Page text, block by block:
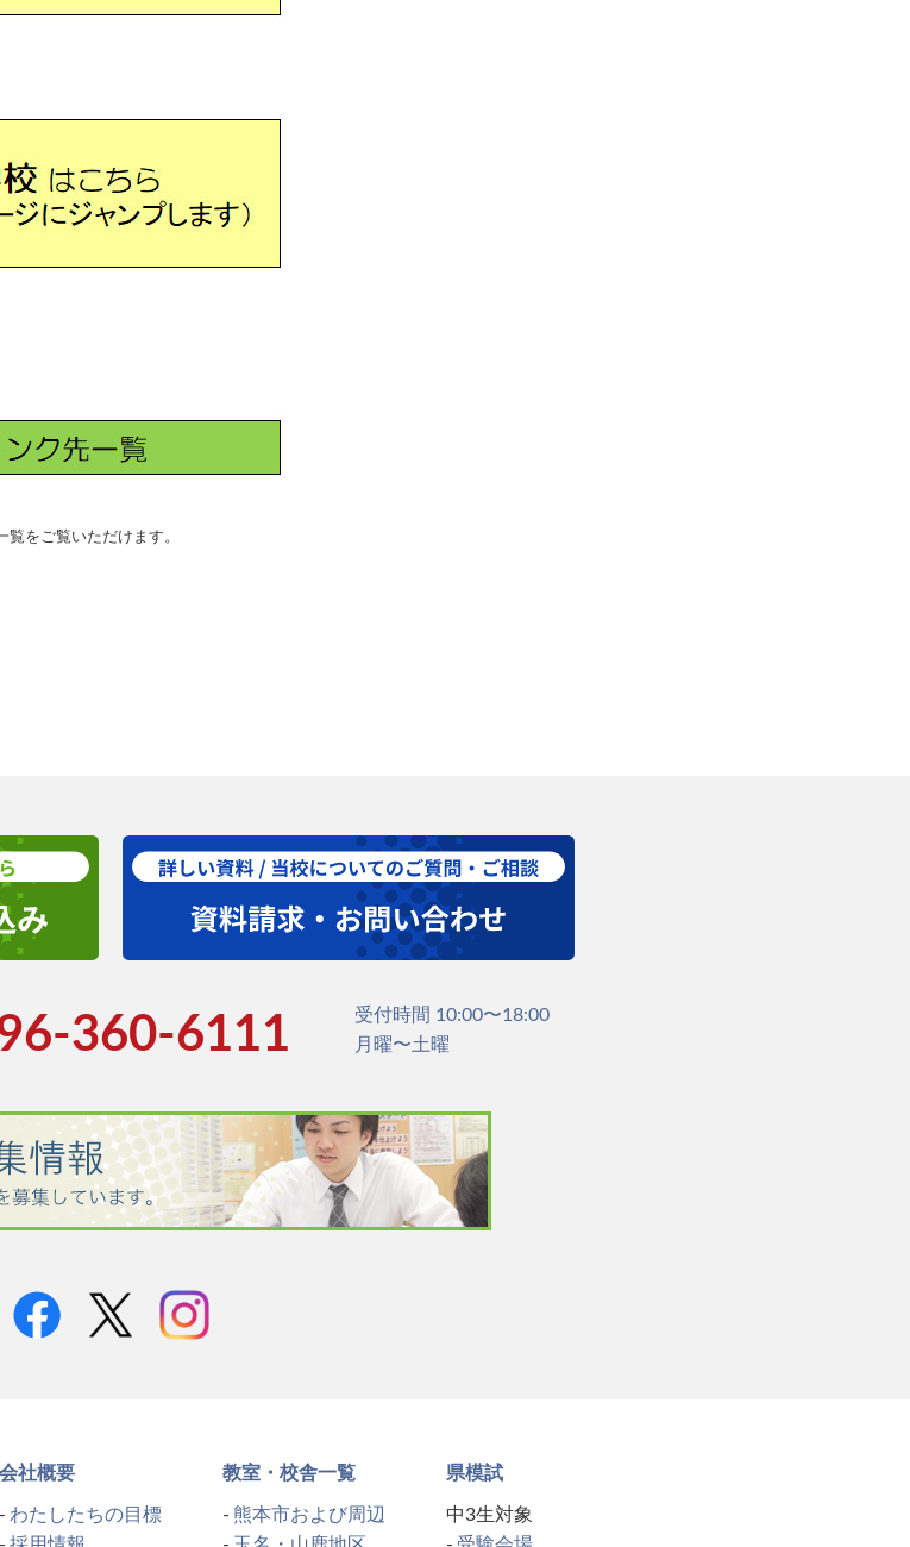
をご覧いただけます。
360-6111
受付時間 10:00〜18:00
月曜〜土曜
会社概要
わたしたちの目標
教室・校舎一覧
熊本市および周辺
県模試
中3生対象